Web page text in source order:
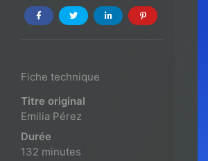
Fiche technique
Titre original
Emilia Pérez
Durée
132 minutes